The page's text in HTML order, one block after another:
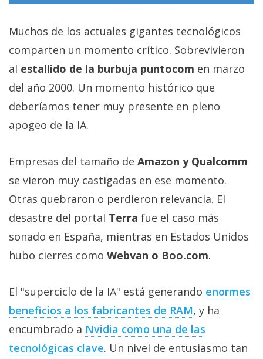
Muchos de los actuales gigantes tecnológicos
comparten un momento crítico. Sobrevivieron
al estallido de la burbuja puntocom en marzo
del año 2000. Un momento histórico que
deberíamos tener muy presente en pleno
apogeo de la IA.
Empresas del tamaño de Amazon y Qualcomm
se vieron muy castigadas en ese momento.
Otras quebraron o perdieron relevancia. El
desastre del portal Terra fue el caso más
sonado en España, mientras en Estados Unidos
hubo cierres como Webvan o Boo.com.
El "superciclo de la IA" está generando enormes
beneficios a los fabricantes de RAM‎, y ha
encumbrado a Nvidia como una de las
tecnológicas clave‎. Un nivel de entusiasmo tan